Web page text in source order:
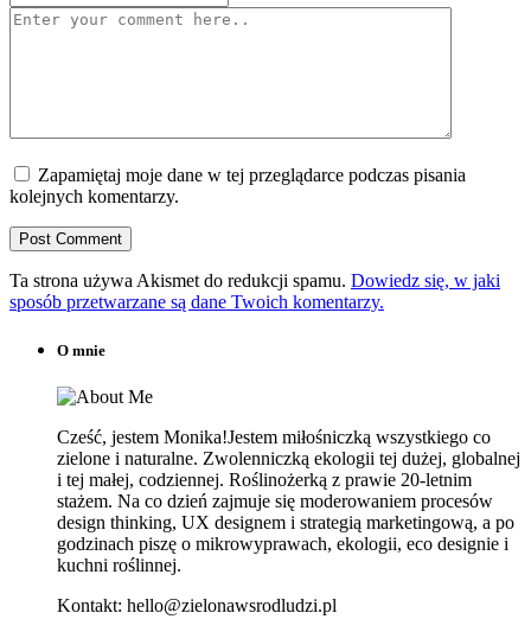
Zapamiętaj moje dane w tej przeglądarce podczas pisania
kolejnych komentarzy.
Ta strona używa Akismet do redukcji spamu. Dowiedz się, w jaki
sposób przetwarzane są dane Twoich komentarzy.
O mnie
Cześć, jestem Monika!Jestem miłośniczką wszystkiego co
zielone i naturalne. Zwolenniczką ekologii tej dużej, globalnej
i tej małej, codziennej. Roślinożerką z prawie 20-letnim
stażem. Na co dzień zajmuje się moderowaniem procesów
design thinking, UX designem i strategią marketingową, a po
godzinach piszę o mikrowyprawach, ekologii, eco designie i
kuchni roślinnej.
Kontakt: hello@zielonawsrodludzi.pl